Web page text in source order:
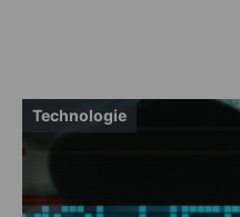
Technologie